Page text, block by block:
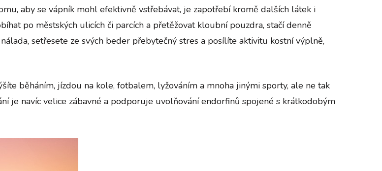
aby se vápník mohl efektivně vstřebávat, je zapotřebí kromě dalších látek i
po městských ulicích či parcích a přetěžovat kloubní pouzdra, stačí denně
setřesete ze svých beder přebytečný stres a posílíte aktivitu kostní výplně,
běháním, jízdou na kole, fotbalem, lyžováním a mnoha jinými sporty, ale ne tak
je navíc velice zábavné a podporuje uvolňování endorfinů spojené s krátkodobým